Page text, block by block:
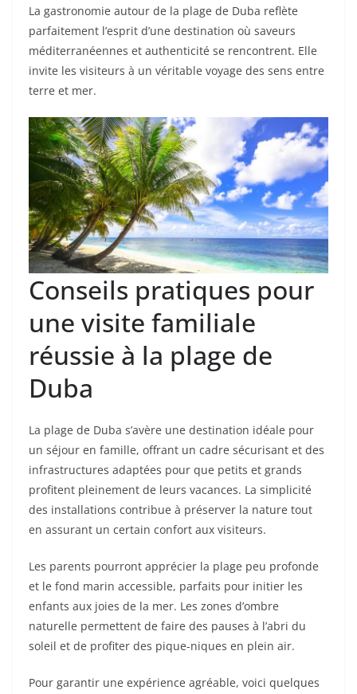
La gastronomie autour de la plage de Duba reflète
parfaitement l’esprit d’une destination où saveurs
méditerranéennes et authenticité se rencontrent. Elle
invite les visiteurs à un véritable voyage des sens entre
terre et mer.
Conseils pratiques pour
une visite familiale
réussie à la plage de
Duba
La plage de Duba s’avère une destination idéale pour
un séjour en famille, offrant un cadre sécurisant et des
infrastructures adaptées pour que petits et grands
profitent pleinement de leurs vacances. La simplicité
des installations contribue à préserver la nature tout
en assurant un certain confort aux visiteurs.
Les parents pourront apprécier la plage peu profonde
et le fond marin accessible, parfaits pour initier les
enfants aux joies de la mer. Les zones d’ombre
naturelle permettent de faire des pauses à l’abri du
soleil et de profiter des pique-niques en plein air.
Pour garantir une expérience agréable, voici quelques